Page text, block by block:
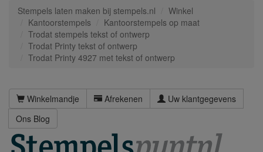
Stempels laten maken bij stempels.nl
Winkel
Kantoorstempels
Kantoorstempels op maat
Trodat stempels tekst of ontwerp
Trodat Printy tekst of ontwerp
Trodat Printy 4927 met tekst of ontwerp
Winkelmandje Afrekenen
Uw klantgegevens
Ons Blog